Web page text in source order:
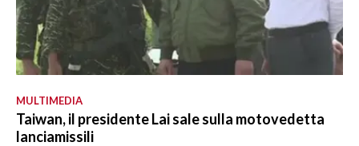
MULTIMEDIA
Taiwan, il presidente Lai sale sulla motovedetta
lanciamissili